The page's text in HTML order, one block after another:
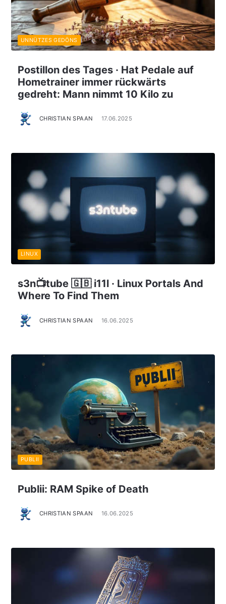
Postillon des Tages · Hat Pedale auf
Hometrainer immer rückwärts
gedreht: Mann nimmt 10 Kilo zu
CHRISTIAN SPAAN 17.06.2025
UNNÜTZES GEDÖNS
s3n📺tube 🇬🇧 i11l · Linux Portals And
Where To Find Them
CHRISTIAN SPAAN 16.06.2025
LINUX
Publii: RAM Spike of Death
CHRISTIAN SPAAN 16.06.2025
PUBLII